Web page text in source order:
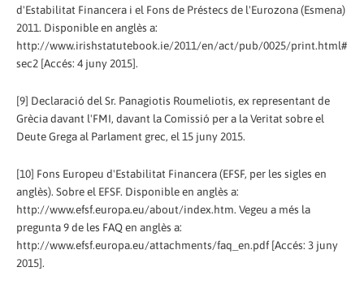
d'Estabilitat Financera i el Fons de Préstecs de l'Eurozona (Esmena)
2011. Disponible en anglès a:
http://www.irishstatutebook.ie/2011/en/act/pub/0025/print.html#
sec2 [Accés: 4 juny 2015].
[9] Declaració del Sr. Panagiotis Roumeliotis, ex representant de
Grècia davant l'FMI, davant la Comissió per a la Veritat sobre el
Deute Grega al Parlament grec, el 15 juny 2015.
[10] Fons Europeu d'Estabilitat Financera (EFSF, per les sigles en
anglès). Sobre el EFSF. Disponible en anglès a:
http://www.efsf.europa.eu/about/index.htm. Vegeu a més la
pregunta 9 de les FAQ en anglès a:
http://www.efsf.europa.eu/attachments/faq_en.pdf [Accés: 3 juny
2015].